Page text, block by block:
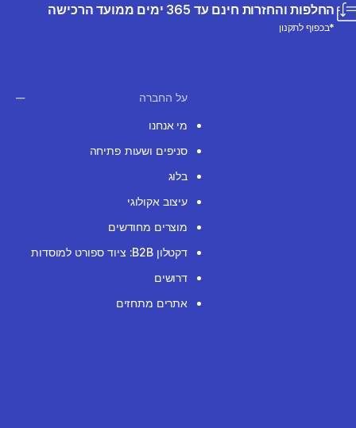
החלפות והחזרות חינם עד 365 ימים ממועד הרכישה
*בכפוף לתקנון
על החברה
מי אנחנו
סניפים ושעות פתיחה
בלוג
עיצוב אקולוגי
מוצרים מחודשים
דקטלון B2B: ציוד ספורט למוסדות
דרושים
אתרים מתחזים